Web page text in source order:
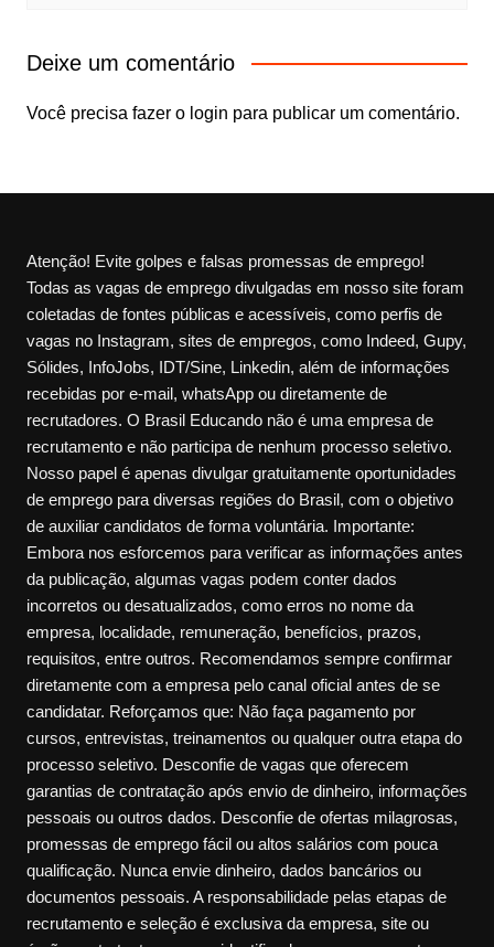
Deixe um comentário
Você precisa fazer o login para publicar um comentário.
Atenção! Evite golpes e falsas promessas de emprego!
Todas as vagas de emprego divulgadas em nosso site foram
coletadas de fontes públicas e acessíveis, como perfis de
vagas no Instagram, sites de empregos, como Indeed, Gupy,
Sólides, InfoJobs, IDT/Sine, Linkedin, além de informações
recebidas por e-mail, whatsApp ou diretamente de
recrutadores. O Brasil Educando não é uma empresa de
recrutamento e não participa de nenhum processo seletivo.
Nosso papel é apenas divulgar gratuitamente oportunidades
de emprego para diversas regiões do Brasil, com o objetivo
de auxiliar candidatos de forma voluntária. Importante:
Embora nos esforcemos para verificar as informações antes
da publicação, algumas vagas podem conter dados
incorretos ou desatualizados, como erros no nome da
empresa, localidade, remuneração, benefícios, prazos,
requisitos, entre outros. Recomendamos sempre confirmar
diretamente com a empresa pelo canal oficial antes de se
candidatar. Reforçamos que: Não faça pagamento por
cursos, entrevistas, treinamentos ou qualquer outra etapa do
processo seletivo. Desconfie de vagas que oferecem
garantias de contratação após envio de dinheiro, informações
pessoais ou outros dados. Desconfie de ofertas milagrosas,
promessas de emprego fácil ou altos salários com pouca
qualificação. Nunca envie dinheiro, dados bancários ou
documentos pessoais. A responsabilidade pelas etapas de
recrutamento e seleção é exclusiva da empresa, site ou